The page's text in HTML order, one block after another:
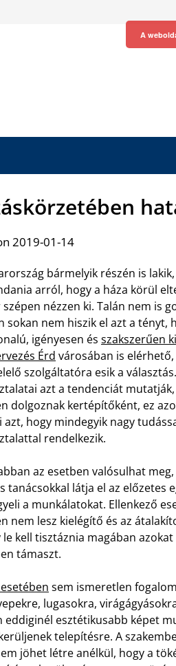
2019-01-14
bármelyik részén is
arról, hogy a háza körül
nézzen ki. Talán nem is
sokan nem hiszik el azt a tényt,
igényesen és szakszerűen
Érd városában is
szolgáltatóra esik a
azt a tendenciát
dolgoznak kertépítőként, ez
azt, hogy mindegyik nagy
rendelkezik.
az esetben valósulhat
látja el az előzetes
a munkálatokat. Ellenkező
nem lesz kielégítő és az
kell tisztáznia magában azokat
támaszt.
sem ismeretlen
lugasokra,
esztétikusabb képet
telepítésre. A
jöhet létre anélkül, hogy a
A